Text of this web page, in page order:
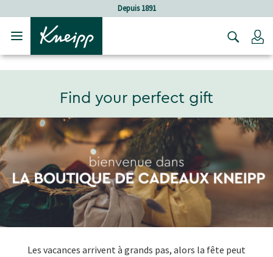
Sauter au contenu du pied de page
Soins holistiques
Find your perfect gift
Les vacances arrivent à grands pas, alors la fête peut